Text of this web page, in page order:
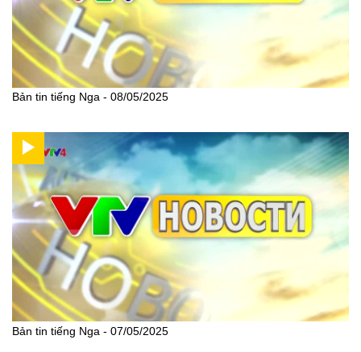
Bản tin tiếng Nga - 08/05/2025
Bản tin tiếng Nga - 07/05/2025